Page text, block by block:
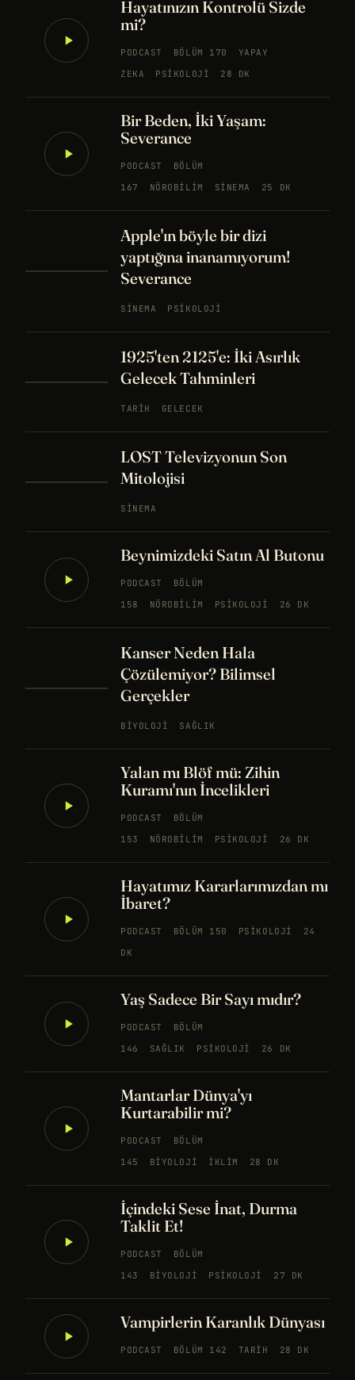
Hayatınızın Kontrolü Sizde
mi?
PODCAST BÖLÜM 170
YAPAY
ZEKA
PSIKOLOJI 28 DK
Bir Beden, İki Yaşam:
Severance
PODCAST
BÖLÜM
167
NÖROBILIM SINEMA 25 DK
Apple'ın böyle bir dizi
yaptığına inanamıyorum!
Severance
SINEMA PSIKOLOJI
1925'ten 2125'e: İki Asırlık
Gelecek Tahminleri
TARIH GELECEK
LOST Televizyonun Son
Mitolojisi
SINEMA
Beynimizdeki Satın Al Butonu
PODCAST
BÖLÜM
158
NÖROBILIM PSIKOLOJI 26 DK
Kanser Neden Hala
Çözülemiyor? Bilimsel
Gerçekler
BIYOLOJI SAĞLIK
Yalan mı Blöf mü: Zihin
Kuramı'nın İncelikleri
PODCAST
BÖLÜM
153
NÖROBILIM PSIKOLOJI 26 DK
Hayatımız Kararlarımızdan mı
İbaret?
PODCAST BÖLÜM 150 PSIKOLOJI
24
DK
Yaş Sadece Bir Sayı mıdır?
PODCAST
BÖLÜM
146
SAĞLIK PSIKOLOJI 26 DK
Mantarlar Dünya'yı
Kurtarabilir mi?
PODCAST
BÖLÜM
145
BIYOLOJI İKLIM 28 DK
İçindeki Sese İnat, Durma
Taklit Et!
PODCAST
BÖLÜM
143
BIYOLOJI PSIKOLOJI 27 DK
Vampirlerin Karanlık Dünyası
PODCAST BÖLÜM 142 TARIH 28 DK